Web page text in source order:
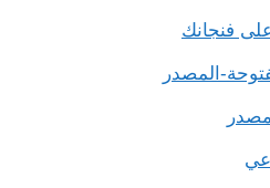
على فنجانك